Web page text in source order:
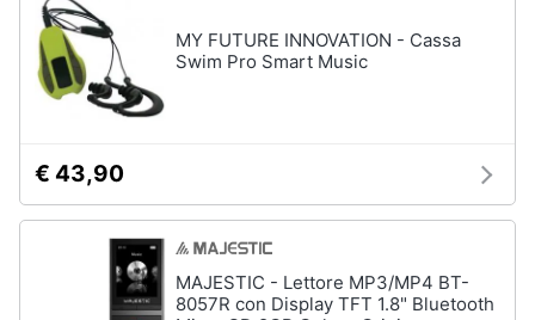
MY FUTURE INNOVATION - Cassa
Swim Pro Smart Music
€ 43,90
MAJESTIC - Lettore MP3/MP4 BT-
8057R con Display TFT 1.8" Bluetooth